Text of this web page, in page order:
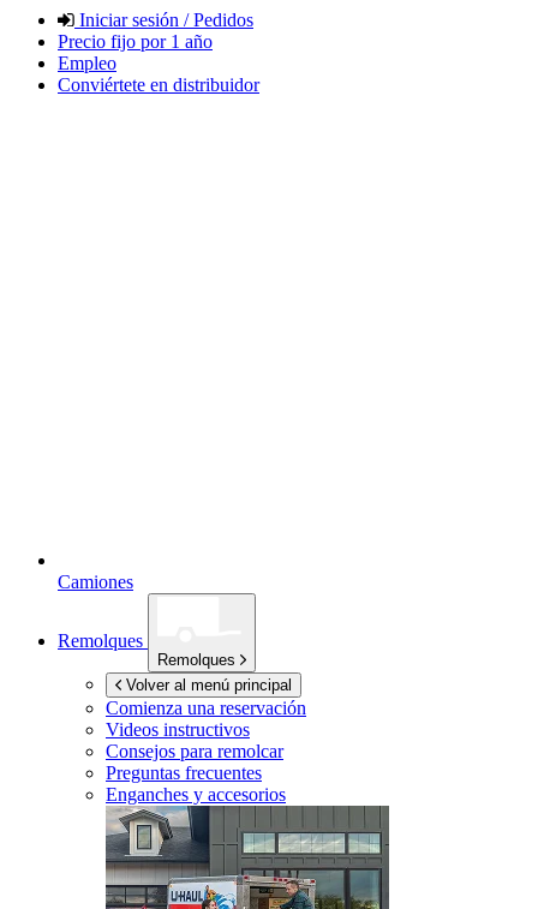
Iniciar sesión / Pedidos
Precio fijo por 1 año
Empleo
Conviértete en distribuidor
Camiones
Remolques
Remolques
Volver al menú principal
Comienza una reservación
Videos instructivos
Consejos para remolcar
Preguntas frecuentes
Enganches y accesorios